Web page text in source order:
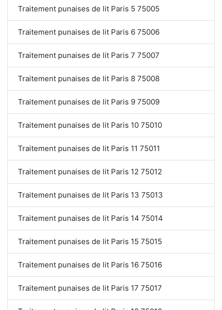
Traitement punaises de lit Paris 5 75005
Traitement punaises de lit Paris 6 75006
Traitement punaises de lit Paris 7 75007
Traitement punaises de lit Paris 8 75008
Traitement punaises de lit Paris 9 75009
Traitement punaises de lit Paris 10 75010
Traitement punaises de lit Paris 11 75011
Traitement punaises de lit Paris 12 75012
Traitement punaises de lit Paris 13 75013
Traitement punaises de lit Paris 14 75014
Traitement punaises de lit Paris 15 75015
Traitement punaises de lit Paris 16 75016
Traitement punaises de lit Paris 17 75017